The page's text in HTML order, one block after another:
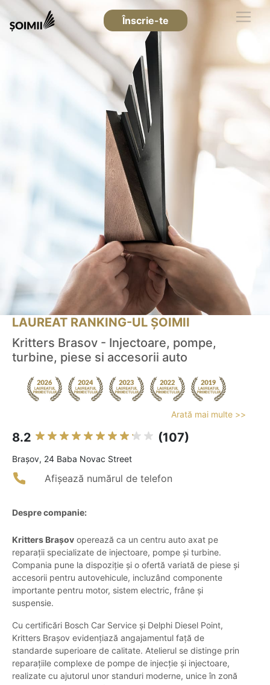
Înscrie-te
LAUREAT RANKING-UL ȘOIMII
Kritters Brasov - Injectoare, pompe,
turbine, piese si accesorii auto
Arată mai multe >>
8.2 (107)
Braşov, 24 Baba Novac Street
Afișează numărul de telefon
Despre companie:
Kritters Brașov operează ca un centru auto axat pe
reparații specializate de injectoare, pompe și turbine.
Compania pune la dispoziție și o ofertă variată de piese și
accesorii pentru autovehicule, incluzând componente
importante pentru motor, sistem electric, frâne și
suspensie.
Cu certificări Bosch Car Service și Delphi Diesel Point,
Kritters Brașov evidențiază angajamentul față de
standarde superioare de calitate. Atelierul se distinge prin
reparațiile complexe de pompe de injecție și injectoare,
realizate cu ajutorul unor standuri moderne, unice în zonă